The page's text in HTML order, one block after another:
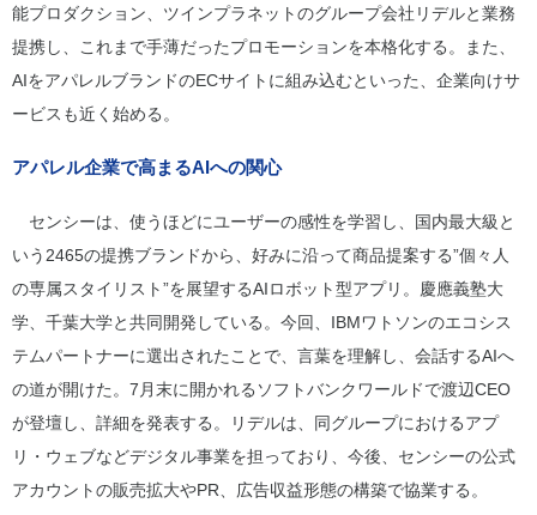
能プロダクション、ツインプラネットのグループ会社リデルと業務
提携し、これまで手薄だったプロモーションを本格化する。また、
AIをアパレルブランドのECサイトに組み込むといった、企業向けサ
ービスも近く始める。
アパレル企業で高まるAIへの関心
センシーは、使うほどにユーザーの感性を学習し、国内最大級と
いう2465の提携ブランドから、好みに沿って商品提案する”個々人
の専属スタイリスト”を展望するAIロボット型アプリ。慶應義塾大
学、千葉大学と共同開発している。今回、IBMワトソンのエコシス
テムパートナーに選出されたことで、言葉を理解し、会話するAIへ
の道が開けた。7月末に開かれるソフトバンクワールドで渡辺CEO
が登壇し、詳細を発表する。リデルは、同グループにおけるアプ
リ・ウェブなどデジタル事業を担っており、今後、センシーの公式
アカウントの販売拡大やPR、広告収益形態の構築で協業する。